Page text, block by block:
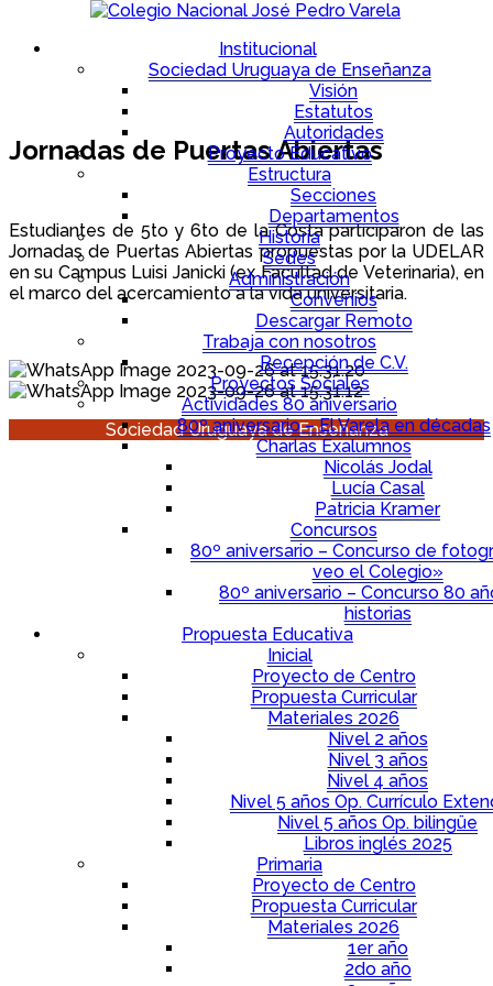
Institucional
Sociedad Uruguaya de Enseñanza
Visión
Estatutos
Autoridades
Proyecto Educativo
Estructura
Secciones
Departamentos
Historia
Sedes
Administración
Convenios
Descargar Remoto
Trabaja con nosotros
Recepción de C.V.
Proyectos Sociales
Actividades 80 aniversario
80º aniversario – El Varela en décadas
Charlas Exalumnos
Nicolás Jodal
Lucía Casal
Patricia Kramer
Concursos
80º aniversario – Concurso de
veo el Colegio»
80º aniversario – Concurso 80
historias
Propuesta Educativa
Inicial
Proyecto de Centro
Propuesta Curricular
Materiales 2026
Nivel 2 años
Nivel 3 años
Nivel 4 años
Nivel 5 años Op. Currículo
Nivel 5 años Op. bilingüe
Libros inglés 2025
Primaria
Proyecto de Centro
Propuesta Curricular
Materiales 2026
1er año
2do año
Jornadas de Puertas Abiertas
Estudiantes de 5to y 6to de la Costa participaron de las
Jornadas de Puertas Abiertas propuestas por la UDELAR
en su Campus Luisi Janicki (ex Facultad de Veterinaria), en
el marco del acercamiento a la vida universitaria.
Sociedad Uruguaya de Enseñanza